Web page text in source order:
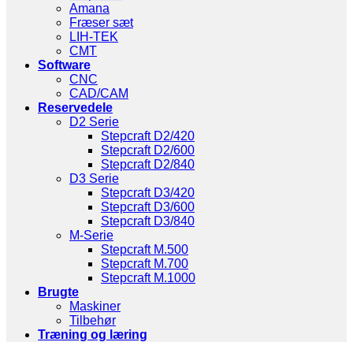
Amana
Fræser sæt
LIH-TEK
CMT
Software
CNC
CAD/CAM
Reservedele
D2 Serie
Stepcraft D2/420
Stepcraft D2/600
Stepcraft D2/840
D3 Serie
Stepcraft D3/420
Stepcraft D3/600
Stepcraft D3/840
M-Serie
Stepcraft M.500
Stepcraft M.700
Stepcraft M.1000
Brugte
Maskiner
Tilbehør
Træning og læring